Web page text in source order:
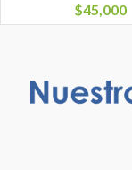
$45,000